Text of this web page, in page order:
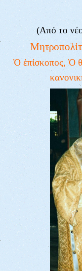
(Από το
Ὁ ἐπίσκοπος, Ὁ